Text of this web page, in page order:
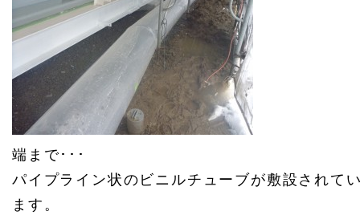
端まで･･･
パイプライン状のビニルチューブが敷設されて
ます。